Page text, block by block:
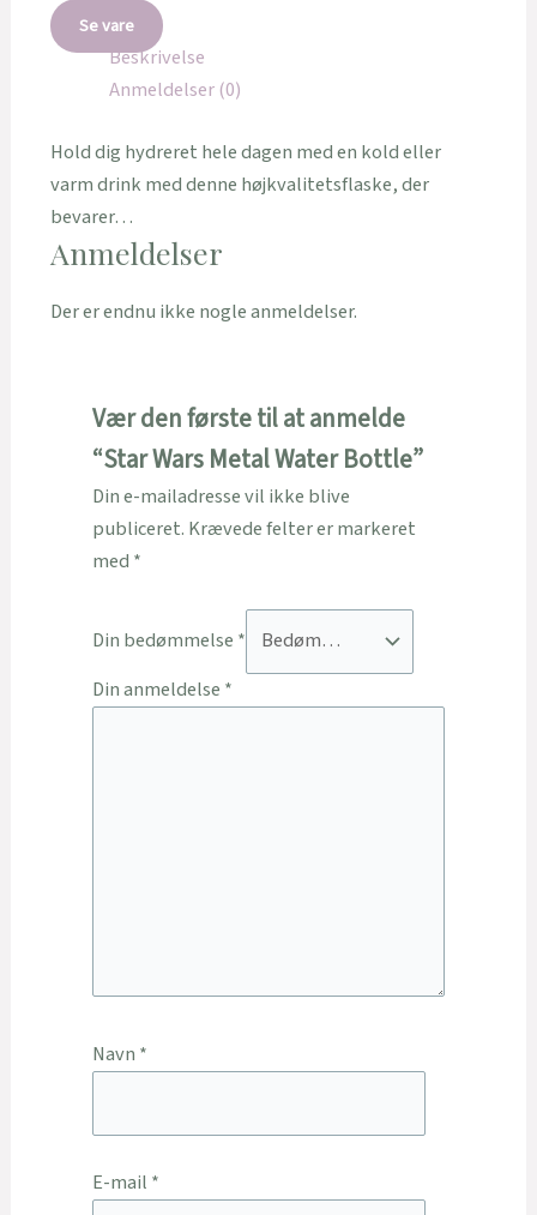
Se vare
Beskrivelse
Anmeldelser (0)
Hold dig hydreret hele dagen med en kold eller
varm drink med denne højkvalitetsflaske, der
bevarer…
Anmeldelser
Der er endnu ikke nogle anmeldelser.
Vær den første til at anmelde
“Star Wars Metal Water Bottle”
Din e-mailadresse vil ikke blive
publiceret. Krævede felter er markeret
med *
Din bedømmelse *
Din anmeldelse *
Navn *
E-mail *